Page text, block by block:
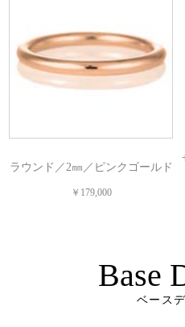
ラウンド／2㎜／ピンクゴールド
￥179,000
Base
ベース